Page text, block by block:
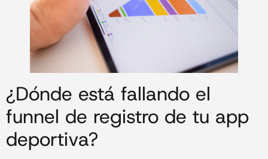
¿Dónde está fallando el
funnel de registro de tu app
deportiva?